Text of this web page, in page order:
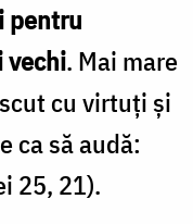
pentru
vechi. Mai mare
cu virtuţi şi
ca să audă:
25, 21).